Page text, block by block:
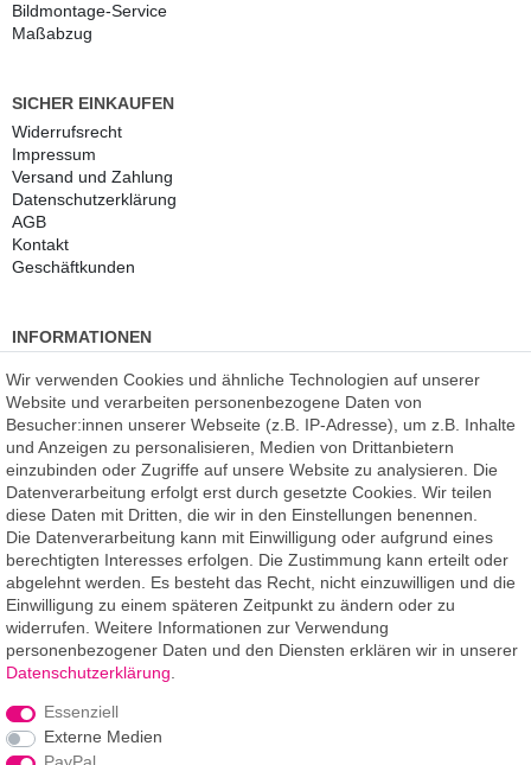
Bildmontage-Service
Maßabzug
SICHER EINKAUFEN
Widerrufs­recht
Impressum
Versand und Zahlung
Daten­schutz­erklärung
AGB
Kontakt
Geschäftkunden
INFORMATIONEN
Kauf auf Rechnung
Datenschutz
Kostenlose Beratung
SSL Verschlüsselung
Händlerbund-Mitglied
ROOMPIXXeine Marke der
F.A.R.B. Digitaldruck GmbH
Chemnitzer Straße 12a
09235 Burkhardtsdorf
Telefon: 03721-263 994-2
Telefon: 03721-329 259-8
Telefax: 03721-263 994-3
E-Mail: info@roompixx.com
Wir verwenden Cookies und ähnliche Technologien auf unserer
Website und verarbeiten personenbezogene Daten von
Besucher:innen unserer Webseite (z.B. IP-Adresse), um z.B. Inhalte
und Anzeigen zu personalisieren, Medien von Drittanbietern
einzubinden oder Zugriffe auf unsere Website zu analysieren. Die
Datenverarbeitung erfolgt erst durch gesetzte Cookies. Wir teilen
diese Daten mit Dritten, die wir in den Einstellungen benennen.
Die Datenverarbeitung kann mit Einwilligung oder aufgrund eines
berechtigten Interesses erfolgen. Die Zustimmung kann erteilt oder
abgelehnt werden. Es besteht das Recht, nicht einzuwilligen und die
Einwilligung zu einem späteren Zeitpunkt zu ändern oder zu
widerrufen. Weitere Informationen zur Verwendung
personenbezogener Daten und den Diensten erklären wir in unserer
Daten­schutz­erklärung
Essenziell
Externe Medien